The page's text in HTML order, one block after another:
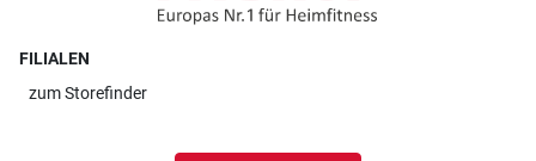
FILIALEN
zumStorefinder